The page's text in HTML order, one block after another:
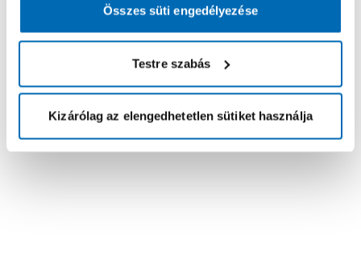
Összes süti engedélyezése
Testre szabás
Kizárólag az elengedhetetlen sütiket használja